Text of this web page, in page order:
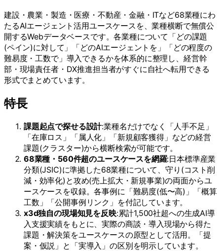
建設・農業・製造・医療・不動産・金融・ITなど68業種にわ
たるAIエージェント活用ユースケースを、業種横断で無償公
開するWebデータベースです。各業種について「どの課題
(ペイン)に対して」「どのAIエージェントを」「どの程度の
難易度・工数で」導入できるかを体系的に整理し、経営幹
部・現場責任者・DX推進担当者がすぐに自社へ転用できる
形式でまとめています。
特長
課題起点で探せる設計:業種名だけでなく「人手不足」
「在庫ロス」「属人化」「新規顧客獲得」などの経営
課題(クラスター)から横断検索が可能です。
68業種・560件超のユースケースを網羅:日本標準産業
分類(JSIC)に準拠した68業種について、守り(コスト削
減・効率化)と攻め(売上拡大・新規事業)の両面からユ
ースケースを収録。各事例に「難易度(低〜高)」「概算
工数」「公開事例リンク」を付記しています。
x3d独自の現場知見を反映:累計1,500社超への生成AI導
入支援実績をもとに、実際の商談・導入現場から得た
課題・解決策をユースケースの原型として活用。「提
案・仮説」と「実導入」の区別を明示しています。